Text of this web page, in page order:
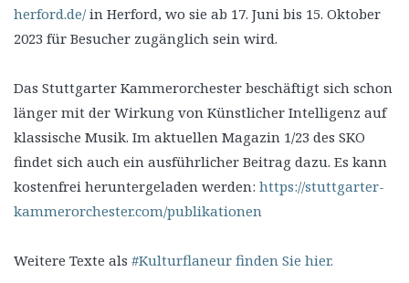
herford.de/in Herford, wo sie ab 17. Juni bis 15. Oktober
2023 für Besucher zugänglich sein wird.
Das Stuttgarter Kammerorchester beschäftigt sich schon
länger mit der Wirkung von Künstlicher Intelligenz auf
klassische Musik. Im aktuellen Magazin 1/23 des SKO
findet sich auch ein ausführlicher Beitrag dazu. Es kann
kostenfrei heruntergeladen werden: https://stuttgarter-
kammerorchester.com/publikationen
Weitere Texte als #Kulturflaneur finden Sie hier.